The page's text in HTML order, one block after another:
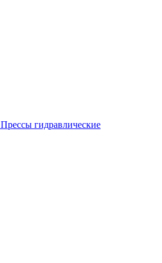
Прессы гидравлические